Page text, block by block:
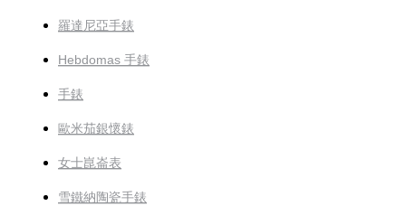
羅達尼亞手錶
Hebdomas 手錶
手錶
歐米茄銀懷錶
女士崑崙表
雪鐵納陶瓷手錶